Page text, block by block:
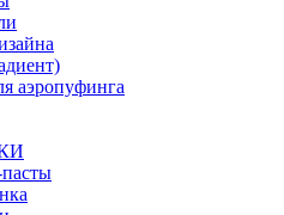
аэропуфинга
пасты